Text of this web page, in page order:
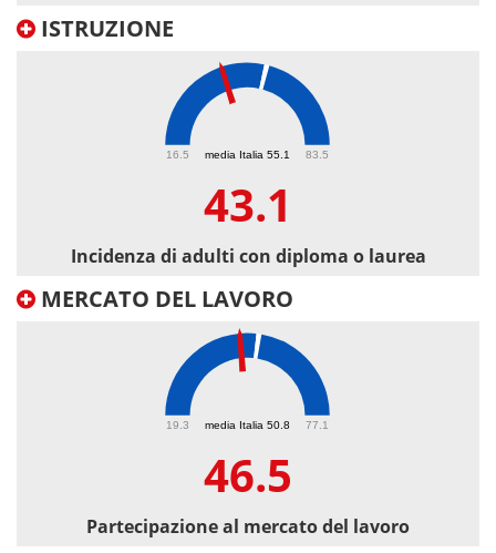
ISTRUZIONE
media Italia 55.1
16.5 83.5
43.1
Incidenza di adulti con diploma o laurea
MERCATO DEL LAVORO
media Italia 50.8
19.3 77.1
46.5
Partecipazione al mercato del lavoro